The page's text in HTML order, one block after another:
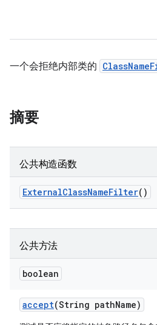
一个会拒绝内部类的
摘要
公共构造函数
ExternalClassNameFilter()
公共方法
boolean
accept(String pathName)